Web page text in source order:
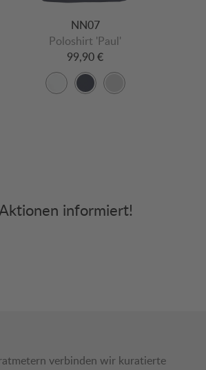
NN07
Poloshirt 'Paul'
99,90 €
informiert!
verbinden wir kuratierte